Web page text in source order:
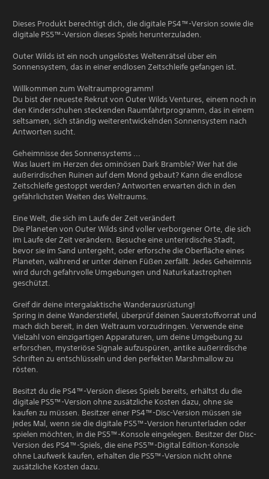
Dieses Produkt berechtigt dich, die digitale PS4™-Version sowie die
digitale PS5™-Version dieses Spiels herunterzuladen.
Outer Wilds ist ein noch ungelöstes Weltenrätsel über ein
Sonnensystem, das in einer endlosen Zeitschleife gefangen ist.
Willkommen zum Weltraumprogramm!
Du bist der neueste Rekrut von Outer Wilds Ventures, einem noch in
den Kinderschuhen steckenden Raumfahrtprogramm, das in einem
seltsamen, sich ständig weiterentwickelnden Sonnensystem nach
Antworten sucht.
Geheimnisse des Sonnensystems ...
Was lauert im Herzen des ominösen Dark Bramble? Wer hat die
außerirdischen Ruinen auf dem Mond gebaut? Kann die endlose
Zeitschleife gestoppt werden? Antworten erwarten dich in den
gefährlichsten Weiten des Weltraums.
Eine Welt, die sich im Laufe der Zeit verändert
Die Planeten von Outer Wilds sind voller verborgener Orte, die sich
im Laufe der Zeit verändern. Besuche eine unterirdische Stadt,
bevor sie im Sand untergeht, oder erforsche die Oberfläche eines
Planeten, während er unter deinen Füßen zerfällt. Jedes Geheimnis
wird durch gefahrvolle Umgebungen und Naturkatastrophen
geschützt.
Greif dir deine intergalaktische Wanderausrüstung!
Spring in deine Wanderstiefel, überprüf deinen Sauerstoffvorrat und
mach dich bereit, in den Weltraum vorzudringen. Verwende eine
Vielzahl von einzigartigen Apparaturen, um deine Umgebung zu
erforschen, mysteriöse Signale aufzuspüren, antike außerirdische
Schriften zu entschlüsseln und den perfekten Marshmallow zu
rösten.
Besitzt du die PS4™-Version dieses Spiels bereits, erhältst du die
digitale PS5™-Version ohne zusätzliche Kosten dazu, ohne sie
kaufen zu müssen. Besitzer einer PS4™-Disc-Version müssen sie
jedes Mal, wenn sie die digitale PS5™-Version herunterladen oder
spielen möchten, in die PS5™-Konsole eingelegen. Besitzer der Disc-
Version des PS4™-Spiels, die eine PS5™-Digital Edition-Konsole
ohne Laufwerk kaufen, erhalten die PS5™-Version nicht ohne
zusätzliche Kosten dazu.